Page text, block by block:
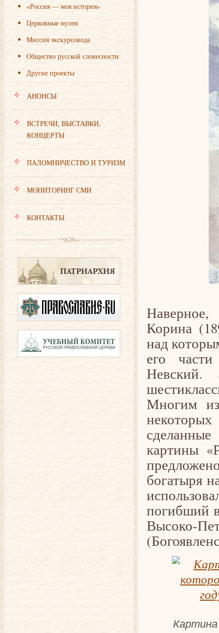
«Россия — моя история»
Церковные музеи
Миссия экскурсовода
Общество русской словесности
Другие проекты
АНОНСЫ
ВСТРЕЧИ, ВЫСТАВКИ,
КОНЦЕРТЫ
ПАЛОМНИЧЕСТВО И ТУРИЗМ
МОНИТОРИНГ СМИ
КОНТАКТЫ
Наверное,
Корина
над
его
Невский.
Многим
картины
богатыря
погибший
Высоко-
Картина